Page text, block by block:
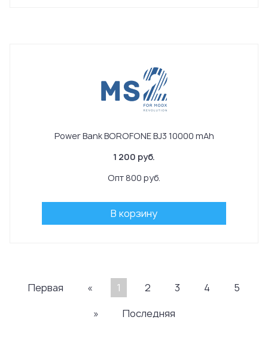
Power Bank BOROFONE BJ3 10000 mAh
1 200 руб.
Опт 800 руб.
В корзину
Первая « 1 2 3 4
5
»
Последняя